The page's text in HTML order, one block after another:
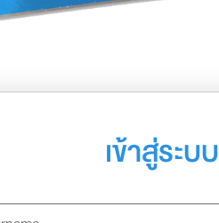
เข้าสู่ระบบ